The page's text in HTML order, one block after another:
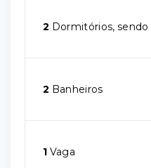
2 Dormitórios, sendo
2 Banheiros
1 Vaga